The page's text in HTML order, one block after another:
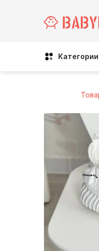
Категории